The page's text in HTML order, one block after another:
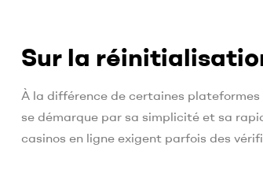
Sur la
À la différence de certaines
se démarque par sa simplicité et sa
casinos en ligne exigent parfois des